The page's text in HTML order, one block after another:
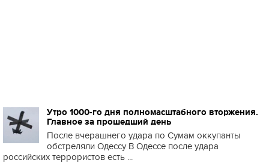
Утро 1000-го дня полномасштабного вторжения.
Главное за прошедший день
После вчерашнего удара по Сумам оккупанты
обстреляли Одессу В Одессе после удара
российских террористов есть ...